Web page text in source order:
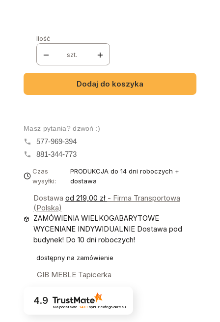
Ilość
szt.
Dodaj do koszyka
Masz pytania? dzwoń :)
577-969-394
881-344-773
Czas
wysyłki:
PRODUKCJA do 14 dni roboczych +
dostawa
Dostawa od 219,00 zł - Firma Transportowa
(Polska)
ZAMÓWIENIA WIELKOGABARYTOWE
WYCENIANE INDYWIDUALNIE Dostawa pod
budynek! Do 10 dni roboczych!
dostępny na zamówienie
GIB MEBLE Tapicerka
4.9
Na podstawie 1413 opinii z całego okresu